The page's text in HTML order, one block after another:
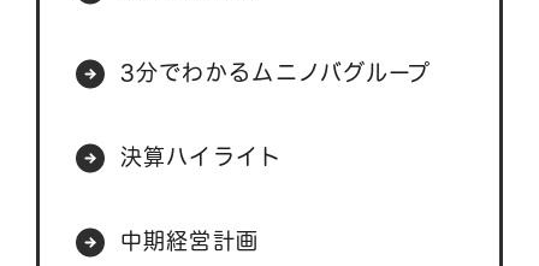
3分でわかるムニノバグループ
決算ハイライト
中期経営計画